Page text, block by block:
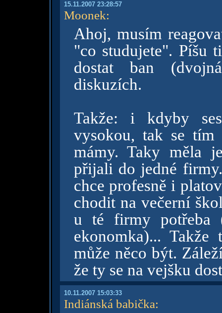
15.11.2007 23:28:57
Moonek:
Ahoj, musím
"co studujete". Píšu
dostat ban
diskuzích.
Takže: i kdyby
vysokou, tak se
mámy. Taky měla
přijali do jedné
chce profesně i
chodit na večerní
u té firmy potřeba
ekonomka)...
může něco být.
že ty se na vejšku
10.11.2007 15:03:33
Indiánská babička: